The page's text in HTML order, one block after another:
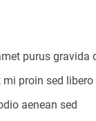
purus gravida
mi proin sed libero
aenean sed